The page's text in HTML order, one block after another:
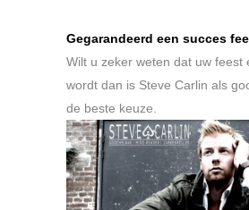
Gegarandeerd een succes
Wilt u zeker weten dat uw feest
wordt dan is Steve Carlin als
de beste keuze.